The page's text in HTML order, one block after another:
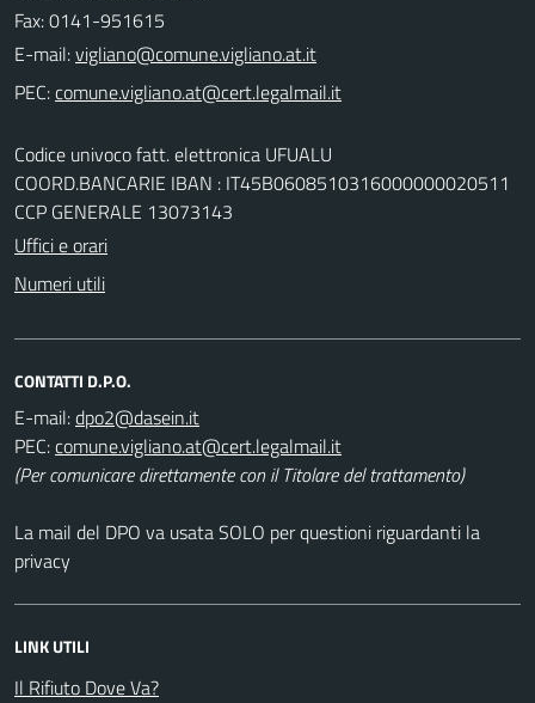
Fax: 0141-951615
E-mail:
PEC:
Codice univoco fatt. elettronica UFUALU
COORD.BANCARIE IBAN : IT45B0608510316000000020511
CCP GENERALE 13073143
Uffici e orari
Numeri utili
CONTATTI D.P.O.
E-mail:
PEC:
(Per comunicare direttamente con il Titolare del trattamento)
La mail del DPO va usata SOLO per questioni riguardanti la
privacy
LINK UTILI
Il Rifiuto Dove Va?